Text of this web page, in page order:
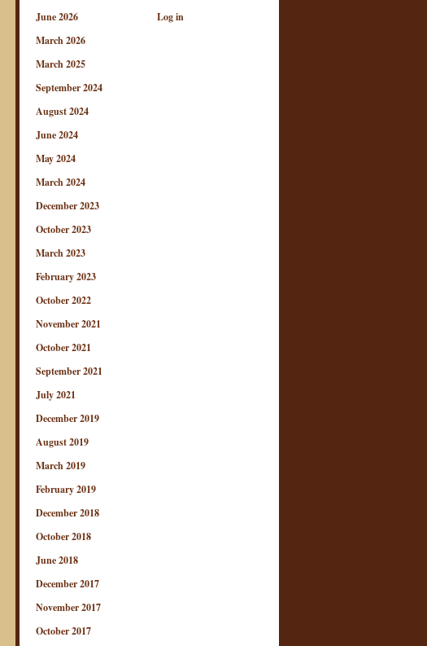
June 2026
March 2026
March 2025
September 2024
August 2024
June 2024
May 2024
March 2024
December 2023
October 2023
March 2023
February 2023
October 2022
November 2021
October 2021
September 2021
July 2021
December 2019
August 2019
March 2019
February 2019
December 2018
October 2018
June 2018
December 2017
November 2017
October 2017
Log in